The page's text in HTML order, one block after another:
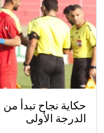
حكاية نجاح تبدأ
الدرجة الأولى